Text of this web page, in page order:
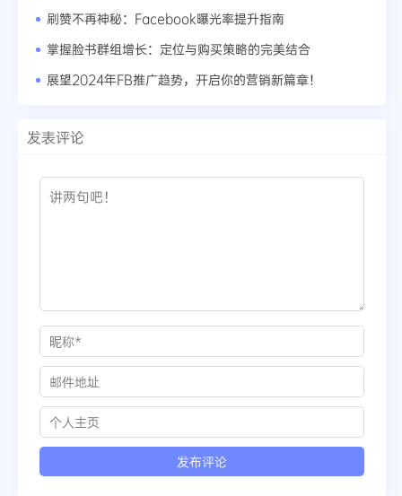
刷赞不再神秘：Facebook曝光率提升指南
掌握脸书群组增长：定位与购买策略的完美结合
展望2024年FB推广趋势，开启你的营销新篇章！
发表评论